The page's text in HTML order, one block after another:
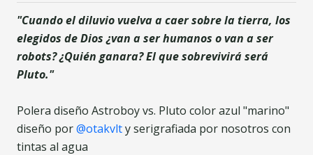
"Cuando el diluvio vuelva a caer sobre la tierra, los
elegidos de Dios ¿van a ser humanos o van a ser
robots? ¿Quién ganara? El que sobrevivirá será
Pluto."
Polera diseño Astroboy vs. Pluto color azul "marino"
diseño por@otakvlty serigrafiada por nosotros con
tintas al agua